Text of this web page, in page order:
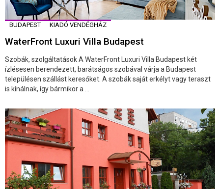
BUDAPEST KIADÓ VENDÉGHÁZ
WaterFront Luxuri Villa Budapest
Szobák, szolgáltatások A WaterFront Luxuri Villa Budapest két
ízlésesen berendezett, barátságos szobával várja a Budapest
településen szállást keresőket. A szobák saját erkélyt vagy teraszt
is kínálnak, így bármikor a ...